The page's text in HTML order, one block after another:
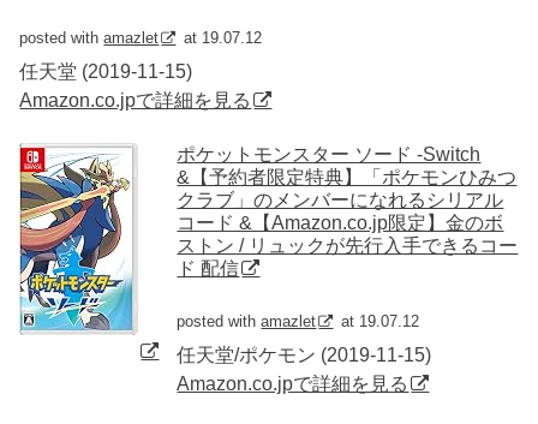
posted withamazlet at 19.07.12
任天堂 (2019-11-15)
Amazon.co.jpで詳細を見る
ポケットモンスター ソード -Switch
&【予約者限定特典】「ポケモンひみつ
クラブ」のメンバーになれるシリアル
コード &【Amazon.co.jp限定】金のボ
ストン / リュックが先行入手できるコー
ド 配信
posted withamazlet at 19.07.12
任天堂/ポケモン (2019-11-15)
Amazon.co.jpで詳細を見る